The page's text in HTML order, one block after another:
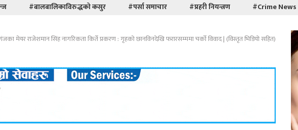
#बालबालिकाविरुद्धको कसुर #पर्सा समाचार #प्रहरी नियन्त्रण #Crime News
मेयर राजेशमान सिंह नागरिकता किर्ते प्रकरण : गृहकाे छानविनदेखि फरारसम्ममा चर्को विवाद | (विस्तृत भिडियाे सहित)